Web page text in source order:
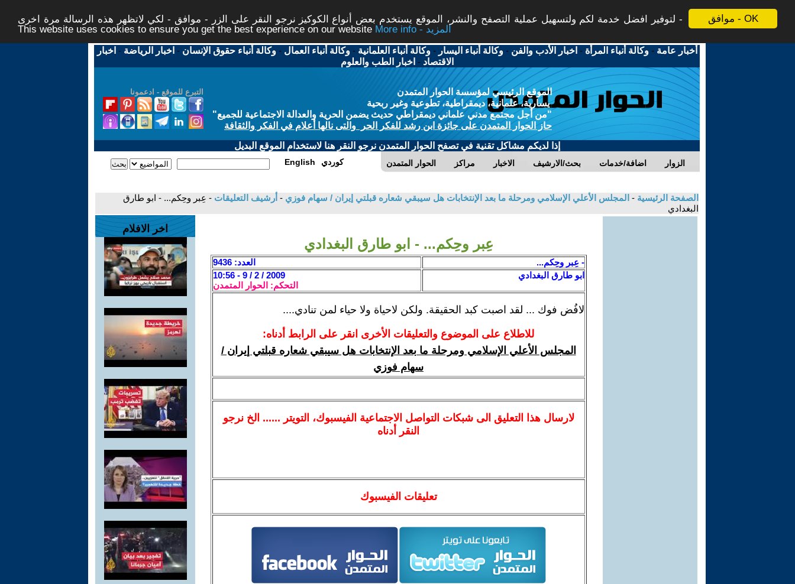
موافق - OK
لتوفير افضل خدمة لكم ولتسهيل عملية التصفح والنشر، الموقع يستخدم بعض أنواع الكوكيز نرجو النقر على الزر - موافق - لكي لاتظهر هذه الرسالة مرة اخرى -
This website uses cookies to ensure you get the best experience on our website
More info - المزيد
أخبار عامة -وكالة أنباء المرأة - اخبار الأدب والفن -وكالة أنباء اليسار -وكالة أنباء العلمانية -وكالة أنباء العمال -وكالة أنباء حقوق الإنسان - اخبار الرياضة - اخبار
الاقتصاد - اخبار الطب والعلوم
التبرع للموقع - ادعمونا
الموقع الرئيسي لمؤسسة الحوار المتمدن
يسارية، علمانية، ديمقراطية، تطوعية وغير ربحية
"من أجل مجتمع مدني علماني ديمقراطي حديث يضمن الحرية والعدالة الاجتماعية للجميع"
حاز الحوار المتمدن على جائزة ابن رشد للفكر الحر والتى نالها أعلام في الفكر والثقافة
إذا لديكم مشاكل تقنية في تصفح الحوار المتمدن نرجو النقر هنا لاستخدام الموقع البديل
الحوار المتمدن مراكز الاخبار بحث/الارشيف اضافة/خدمات الزوار English كوردي
الصفحة الرئيسية - المجلس الأعلي الإسلامي ومرحلة ما بعد الإنتخابات هل سيبقي شعاره قبلتي إيران / سهام فوزي - أرشيف التعليقات - عِبر وحِكم... - ابو طارق
البغدادي
عِبر وحِكم... - ابو طارق البغدادي
- عِبر وحِكم...
العدد: 9436
ابو طارق البغدادي
2009 / 2 / 9 - 10:56
التحكم: الحوار المتمدن
لافُض فوك ... لقد اصبت كبد الحقيقة. ولكن لاحياة ولا حياء لمن تنادي....
للاطلاع على الموضوع والتعليقات الأخرى انقر على الرابط أدناه:
المجلس الأعلي الإسلامي ومرحلة ما بعد الإنتخابات هل سيبقي شعاره قبلتي إيران /
سهام فوزي
لارسالهذا التعليق الى شبكات التواصل الاجتماعية الفيسبوك، التويتر ...... الخ نرجو
النقر أدناه
تعليقات الفيسبوك
اخر الافلام